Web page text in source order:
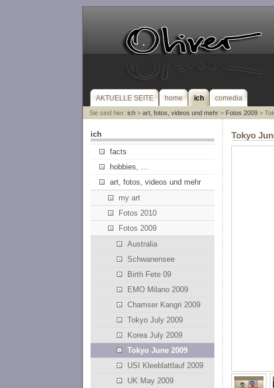
AKTUELLE SEITE home ich comedia
Sie sind hier: ich> art, fotos, videos und mehr> Fotos 2009>
ich
facts
hobbies, ...
art, fotos, videos und mehr
my art
Fotos 2010
Fotos 2009
Australia
Schwanensee
Birth Fete 09
EMO Milano 2009
Chamser Kangri 2009
Tokyo July 2009
Korea July 2009
Tokyo June 2009
USI Kleeblattlauf 2009
UK May 2009
Tokyo